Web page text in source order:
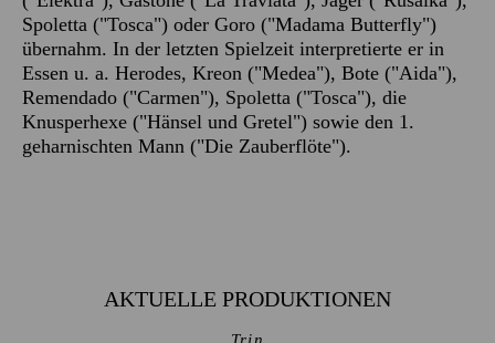
Spoletta ("Tosca") oder Goro ("Madama Butterfly")
übernahm. In der letzten Spielzeit interpretierte er in
Essen u. a. Herodes, Kreon ("Medea"), Bote ("Aida"),
Remendado ("Carmen"), Spoletta ("Tosca"), die
Knusperhexe ("Hänsel und Gretel") sowie den 1.
geharnischten Mann ("Die Zauberflöte").
AKTUELLE PRODUKTIONEN